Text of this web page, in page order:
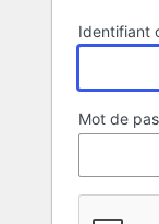
Identifiant
Mot de